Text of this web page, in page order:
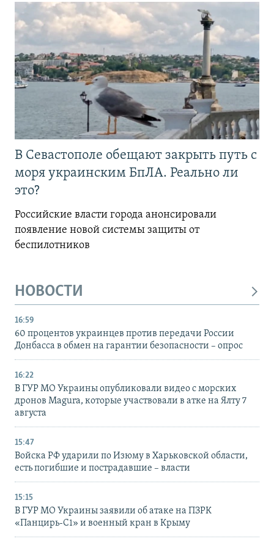
В Севастополе обещают закрыть путь с
моря украинским БпЛА. Реально ли
это?
Российские власти города анонсировали
появление новой системы защиты от
беспилотников
НОВОСТИ
16:59
60 процентов украинцев против передачи России
Донбасса в обмен на гарантии безопасности – опрос
16:22
В ГУР МО Украины опубликовали видео с морских
дронов Magura, которые участвовали в атке на Ялту 7
августа
15:47
Войска РФ ударили по Изюму в Харьковской области,
есть погибшие и пострадавшие – власти
15:15
В ГУР МО Украины заявили об атаке на ПЗРК
«Панцирь-С1» и военный кран в Крыму